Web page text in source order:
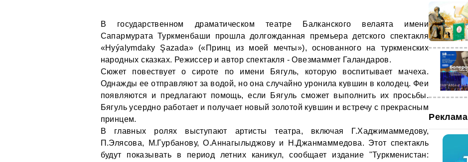
В государственном драматическом театре Балканского велаята имени
Сапармурата Туркменбаши прошла долгожданная премьера детского спектакля
«Hyýalymdaky Şazada» («Принц из моей мечты»), основанного на туркменских
народных сказках. Режиссер и автор спектакля - Овезмаммет Галандаров.
Сюжет повествует о сироте по имени Бягуль, которую воспитывает мачеха.
Однажды ее отправляют за водой, но она случайно уронила кувшин в колодец. Феи
появляются и предлагают помощь, если Бягуль сможет выполнить их просьбы.
Бягуль усердно работает и получает новый золотой кувшин и встречу с прекрасным
принцем.
В главных ролях выступают артисты театра, включая Г.Хаджимаммедову,
П.Элясова, М.Гурбанову, О.Аннагылыджову и Н.Джанмаммедова. Этот спектакль
будут показывать в период летних каникул, сообщает издание "Туркменистан:
Реклама